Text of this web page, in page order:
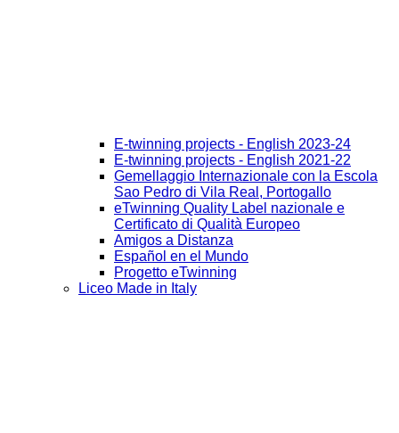
E-twinning projects - English 2023-24
E-twinning projects - English 2021-22
Gemellaggio Internazionale con la Escola
Sao Pedro di Vila Real, Portogallo
eTwinning Quality Label nazionale e
Certificato di Qualità Europeo
Amigos a Distanza
Español en el Mundo
Progetto eTwinning
Liceo Made in Italy